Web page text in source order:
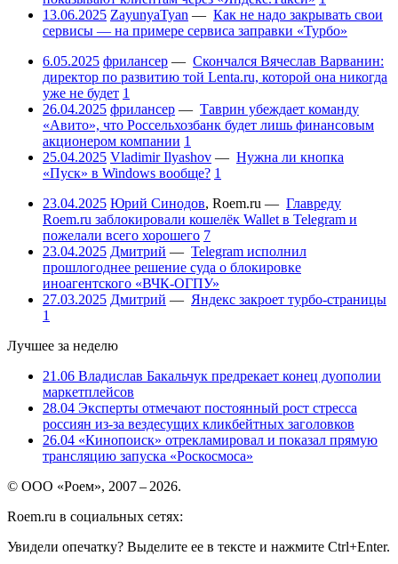
13.06.2025 ZayunyaTyan — Как не надо закрывать свои
сервисы — на примере сервиса заправки «Турбо»
6.05.2025 фрилансер — Скончался Вячеслав Варванин:
директор по развитию той Lenta.ru, которой она никогда
уже не будет 1
26.04.2025 фрилансер — Таврин убеждает команду
«Авито», что Россельхозбанк будет лишь финансовым
акционером компании 1
25.04.2025 Vladimir Ilyashov — Нужна ли кнопка
«Пуск» в Windows вообще? 1
23.04.2025 Юрий Синодов, Roem.ru — Главреду
Roem.ru заблокировали кошелёк Wallet в Telegram и
пожелали всего хорошего 7
23.04.2025 Дмитрий — Telegram исполнил
прошлогоднее решение суда о блокировке
иноагентского «ВЧК-ОГПУ»
27.03.2025 Дмитрий — Яндекс закроет турбо-страницы
1
Лучшее за неделю
21.06 Владислав Бакальчук предрекает конец дуополии
маркетплейсов
28.04 Эксперты отмечают постоянный рост стресса
россиян из-за вездесущих кликбейтных заголовков
26.04 «Кинопоиск» отрекламировал и показал прямую
трансляцию запуска «Роскосмоса»
© ООО «Роем», 2007 – 2026.
Roem.ru в социальных сетях:
Увидели опечатку? Выделите ее в тексте и нажмите Ctrl+Enter.